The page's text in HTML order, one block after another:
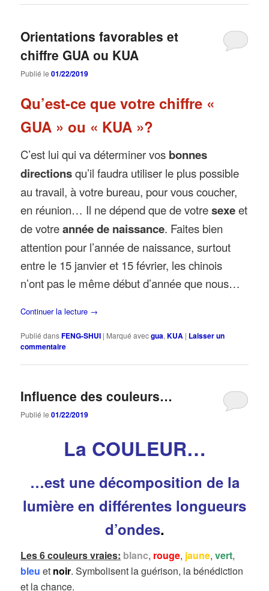
Orientations favorables et
chiffre GUA ou KUA
Publié le01/22/2019
Qu’est-ce que votre chiffre «
GUA » ou « KUA »?
C’est lui qui va déterminer vos bonnes
directionsqu’il faudra utiliser le plus possible
au travail, à votre bureau, pour vous coucher,
en réunion… Il ne dépend que de votresexeet
de votreannée de naissance. Faites bien
attention pour l’année de naissance, surtout
entre le 15 janvier et 15 février, les chinois
n’ont pas le même début d’année que nous…
Continuer la lecture →
Publié dansFENG-SHUI | Marqué avecgua,KUA | Laisser un
commentaire
Influence des couleurs…
Publié le01/22/2019
La COULEUR…
…est une décomposition de la
lumière en différentes longueurs
d’ondes.
Les 6 couleurs vraies: blanc, rouge, jaune,vert,
bleu et noir. Symbolisent la guérison, la bénédiction
et la chance.